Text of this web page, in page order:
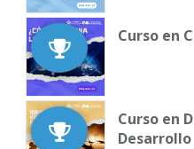
Curso en
Curso en
Desarrollo